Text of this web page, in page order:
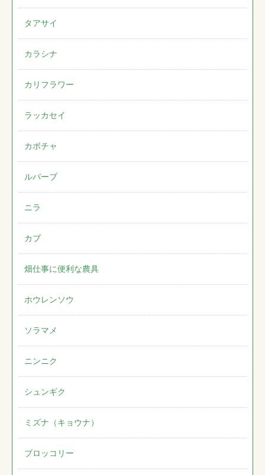
タアサイ
カラシナ
カリフラワー
ラッカセイ
カボチャ
ルバーブ
ニラ
カブ
畑仕事に便利な農具
ホウレンソウ
ソラマメ
ニンニク
シュンギク
ミズナ（キョウナ）
ブロッコリー